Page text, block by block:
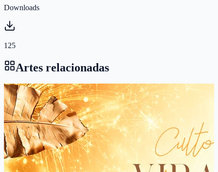
Downloads
125
Artes relacionadas